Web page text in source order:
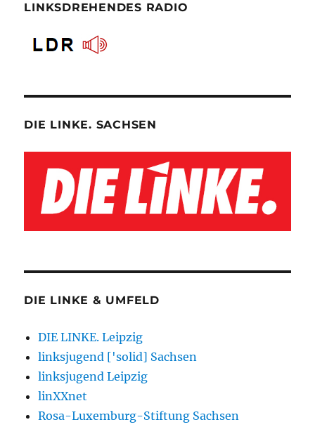
LINKSDREHENDES RADIO
DIE LINKE. SACHSEN
DIE LINKE & UMFELD
DIE LINKE. Leipzig
linksjugend ['solid] Sachsen
linksjugend Leipzig
linXXnet
Rosa-Luxemburg-Stiftung Sachsen